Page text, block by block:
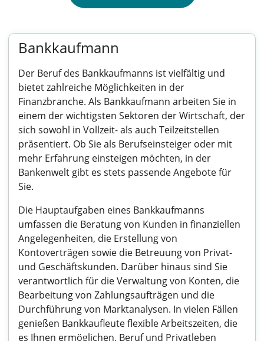
Bankkaufmann
Der Beruf des Bankkaufmanns ist vielfältig und
bietet zahlreiche Möglichkeiten in der
Finanzbranche. Als Bankkaufmann arbeiten Sie in
einem der wichtigsten Sektoren der Wirtschaft, der
sich sowohl in Vollzeit- als auch Teilzeitstellen
präsentiert. Ob Sie als Berufseinsteiger oder mit
mehr Erfahrung einsteigen möchten, in der
Bankenwelt gibt es stets passende Angebote für
Sie.
Die Hauptaufgaben eines Bankkaufmanns
umfassen die Beratung von Kunden in finanziellen
Angelegenheiten, die Erstellung von
Kontoverträgen sowie die Betreuung von Privat-
und Geschäftskunden. Darüber hinaus sind Sie
verantwortlich für die Verwaltung von Konten, die
Bearbeitung von Zahlungsaufträgen und die
Durchführung von Marktanalysen. In vielen Fällen
genießen Bankkaufleute flexible Arbeitszeiten, die
es Ihnen ermöglichen, Beruf und Privatleben